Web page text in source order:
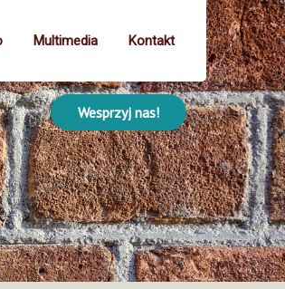
Wesprzyj nas!
Multimedia Kontakt